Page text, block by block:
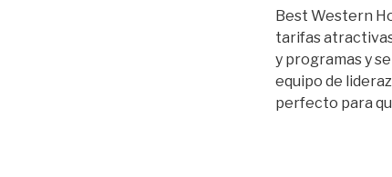
Best Western
tarifas
y programas y
equipo de
perfecto para